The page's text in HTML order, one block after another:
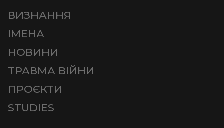
ВИЗНАННЯ
ІМЕНА
НОВИНИ
ТРАВМА ВІЙНИ
ПРОЄКТИ
STUDIES